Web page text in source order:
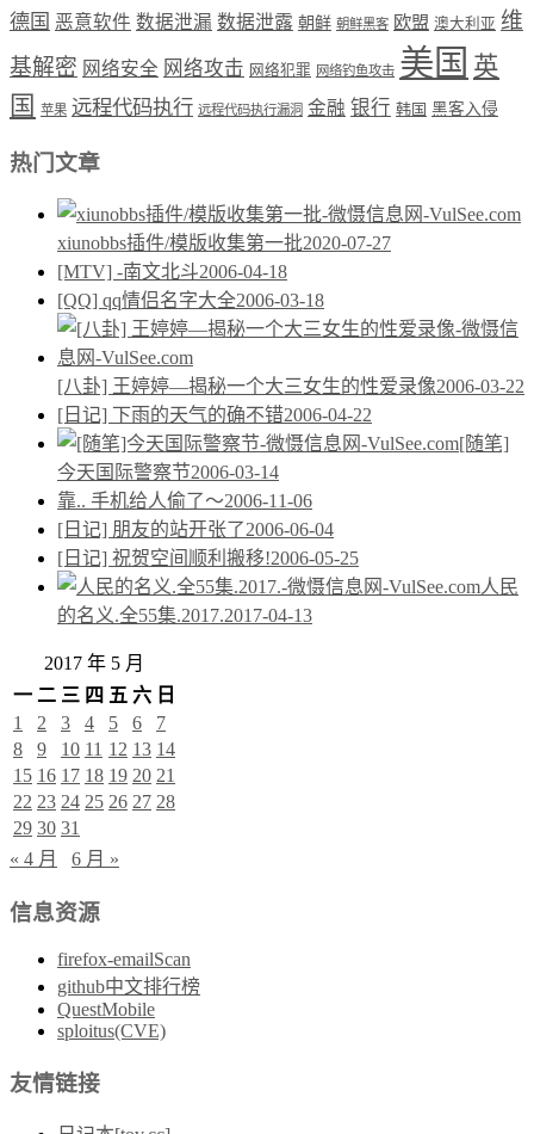
德国 恶意软件 数据泄漏 数据泄露 朝鲜 朝鲜黑客 欧盟 澳大利亚 维
基解密 网络安全 网络攻击 网络犯罪 网络钓鱼攻击 美国 英
国
苹果 远程代码执行 远程代码执行漏洞 金融 银行 韩国 黑客入侵
热门文章
xiunobbs插件/模版收集第一批2020-07-27
[MTV] -南文北斗2006-04-18
[QQ] qq情侣名字大全2006-03-18
[八卦] 王婷婷—揭秘一个大三女生的性爱录像2006-03-22
[日记] 下雨的天气的确不错2006-04-22
[随笔]
今天国际警察节2006-03-14
靠.. 手机给人偷了～2006-11-06
[日记] 朋友的站开张了2006-06-04
[日记] 祝贺空间顺利搬移!2006-05-25
人民
的名义.全55集.2017.2017-04-13
2017 年 5 月
一 二 三 四 五 六 日
1
2 3 4 5 6
7
8
9 10 11 12 13 14
15 16 17 18 19 20 21
22 23 24 25 26 27 28
29 30 31
« 4 月
6 月 »
信息资源
firefox-emailScan
github中文排行榜
QuestMobile
sploitus(CVE)
友情链接